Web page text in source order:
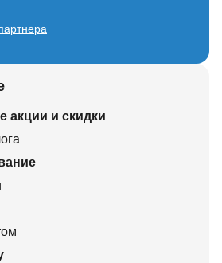
акции и скидки